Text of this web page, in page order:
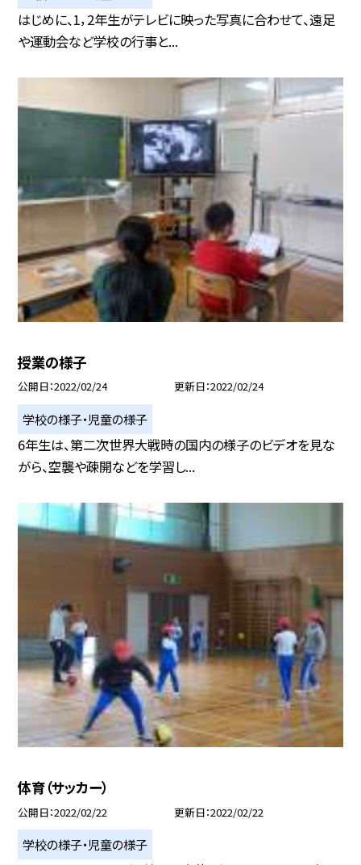
はじめに、1，2年生がテレビに映った写真に合わせて、遠足
や運動会など学校の行事と...
授業の様子
公開日 2022/02/24 更新日 2022/02/24
学校の様子・児童の様子
6年生は、第二次世界大戦時の国内の様子のビデオを見な
がら、空襲や疎開などを学習し...
体育（サッカー）
公開日 2022/02/22 更新日 2022/02/22
学校の様子・児童の様子